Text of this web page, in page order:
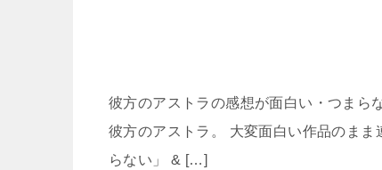
彼方のアストラの感想が面白い・つまら
彼方のアストラ。 大変面白い作品のま
らない」 & […]